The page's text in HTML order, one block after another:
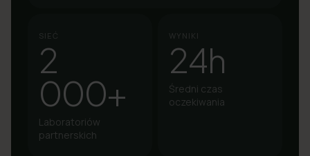
SIEĆ
2
000+
Laboratoriów
partnerskich
WYNIKI
24h
Średni czas
oczekiwania